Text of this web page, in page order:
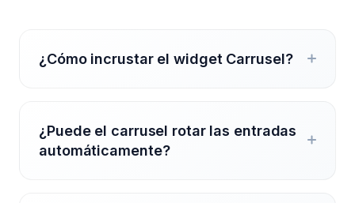
¿Cómo incrustar el widget Carrusel?
¿Puede el carrusel rotar las entradas
automáticamente?